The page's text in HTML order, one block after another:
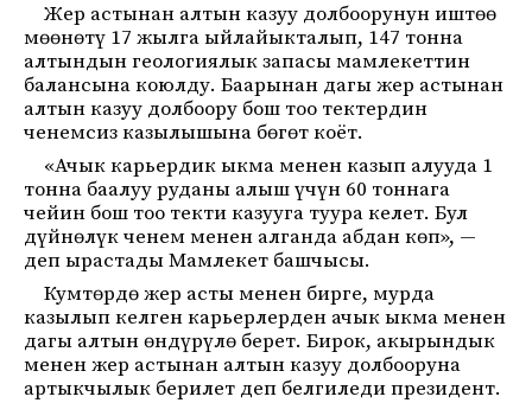
Жер астынан алтын казуу долбоорунун иштөө
мөөнөтү 17 жылга ыйлайыкталып, 147 тонна
алтындын геологиялык запасы мамлекеттин
балансына коюлду. Баарынан дагы жер астынан
алтын казуу долбоору бош тоо тектердин
ченемсиз казылышына бөгөт коёт.
«Ачык карьердик ыкма менен казып алууда 1
тонна баалуу руданы алыш үчүн 60 тоннага
чейин бош тоо текти казууга туура келет. Бул
дүйнөлүк ченем менен алганда абдан көп», —
деп ырастады Мамлекет башчысы.
Кумтөрдө жер асты менен бирге, мурда
казылып келген карьерлерден ачык ыкма менен
дагы алтын өндүрүлө берет. Бирок, акырындык
менен жер астынан алтын казуу долбооруна
артыкчылык берилет деп белгиледи президент.